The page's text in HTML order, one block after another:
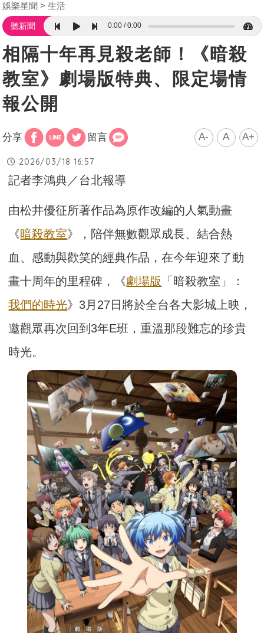
娛樂星聞 生活
聽新聞 0:00 0:00
相隔十年再見殺老師！《暗殺
教室》劇場版特典、限定場情
報公開
分享 留言 A- A A+
2026/03/18 16:57
記者李鴻典／台北報導
由松井優征所著作品為原作改編的人氣動畫
《暗殺教室》，陪伴無數觀眾成長、結合熱
血、感動與歡笑的經典作品，在今年迎來了動
畫十周年的里程碑，《劇場版
「暗殺教室」：
我們的時光》3月27日將於全台各大影城上映，
邀觀眾再次回到3年E班，重溫那段難忘的珍貴
時光。